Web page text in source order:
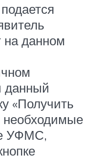
на данном
данный
«Получить
необходимые
УФМС,